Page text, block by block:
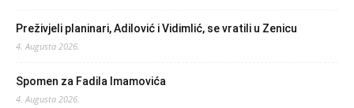
Preživjeli planinari, Adilović i Vidimlić, se vratili u Zenicu
4. Augusta 2026.
Spomen za Fadila Imamovića
4. Augusta 2026.